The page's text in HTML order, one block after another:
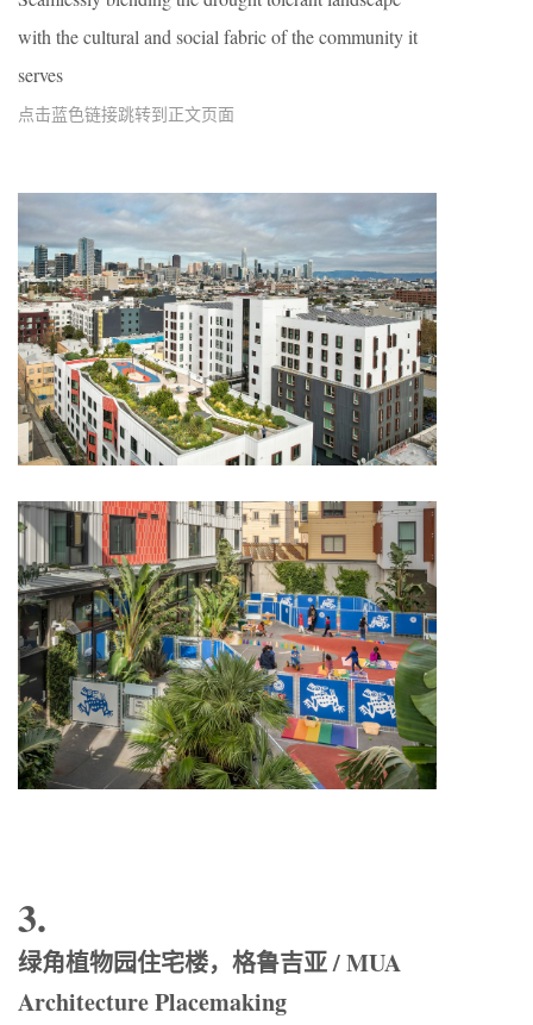
with the cultural and social fabric of the community it
serves
点击蓝色链接跳转到正文页面
3.
绿角植物园住宅楼，格鲁吉亚 / MUA
Architecture Placemaking